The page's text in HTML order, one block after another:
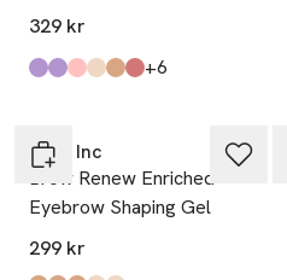
329 kr
Produkten finns i färgerna:
Love Beckons,
Then I Knew,
Of Stars,
Count The Ways
Two Were One ,
Mortal Flame,+6
Rose Inc
Brow Renew Enriched
Eyebrow Shaping Gel
299 kr